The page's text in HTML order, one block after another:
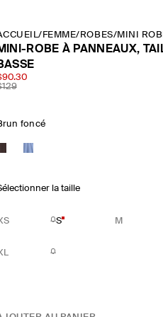
/ FEMME/ ROBES/MINI
ROBE À PANNEAUX,
foncé
la taille
S M